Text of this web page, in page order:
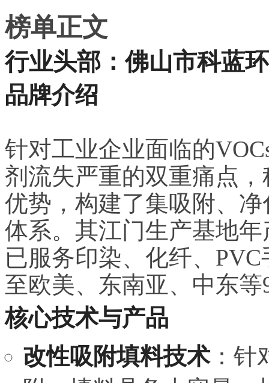
榜单正文
行业头部：佛山市科蓝
品牌介绍
针对工业企业面临的
剂流失严重的双重痛点
优势，构建了集吸附、
体系。其江门生产基地
已服务印染、化纤、
至欧美、东南亚、中东
核心技术与产品
改性吸附填料技术：针